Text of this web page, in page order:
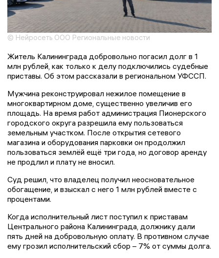
© Нейросеть ООО Региональные новости
Житель Калининграда добровольно погасил долг в 1
млн рублей, как только к делу подключились судебные
приставы. Об этом рассказали в региональном УФССП.
Мужчина реконструировал нежилое помещение в
многоквартирном доме, существенно увеличив его
площадь. На время работ администрация Пионерского
городского округа разрешила ему пользоваться
земельным участком. После открытия сетевого
магазина и оборудования парковки он продолжил
пользоваться землёй ещё три года, но договор аренду
не продлил и плату не вносил.
Суд решил, что владелец получил неосновательное
обогащение, и взыскал с него 1 млн рублей вместе с
процентами.
Когда исполнительный лист поступил к приставам
Центрального района Калининграда, должнику дали
пять дней на добровольную оплату. В противном случае
ему грозил исполнительский сбор – 7% от суммы долга.